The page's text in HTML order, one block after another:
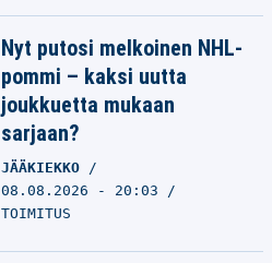
Nyt putosi melkoinen NHL-
pommi – kaksi uutta
joukkuetta mukaan
sarjaan?
JÄÄKIEKKO
08.08.2026 - 20:03
TOIMITUS